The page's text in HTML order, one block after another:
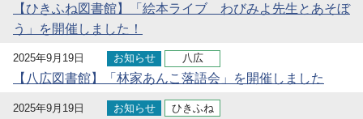
【ひきふね図書館】「絵本ライブ わびみよ先生とあそぼ
う」を開催しました！
2025年9月19日 お知らせ 八広
【八広図書館】「林家あんこ落語会」を開催しました
2025年9月19日 お知らせ ひきふね